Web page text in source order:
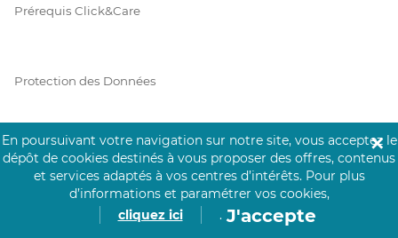
Prérequis Click&Care
Protection des Données
Vie Privée
En poursuivant votre navigation sur notre site, vous acceptez le
dépôt de cookies destinés à vous proposer des offres, contenus
et services adaptés à vos centres d’intérêts. Pour plus
d’informations et paramétrer vos cookies,
cliquez ici
. J'accepte
✕